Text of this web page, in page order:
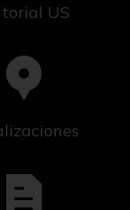
US